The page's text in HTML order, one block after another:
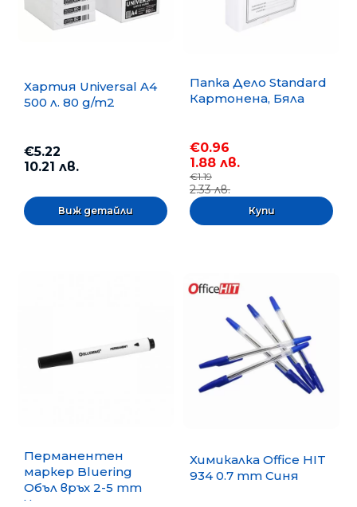
Хартия Universal A4
500 л. 80 g/m2
€5.22
10.21 лв.
Виж детайли
Папка Дело Standard
Картонена, Бяла
€0.96
1.88 лв.
€1.19
2.33 лв.
Перманентен
маркер Bluering
Объл връх 2-5 mm
Черен
Химикалка Office HIT
934 0.7 mm Синя